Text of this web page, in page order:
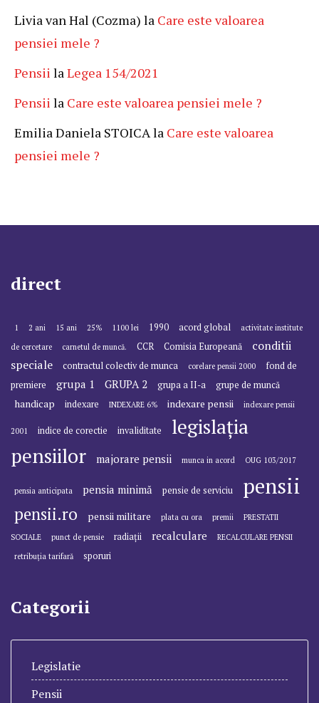
Livia van Hal (Cozma) la Care este valoarea
pensiei mele ?
Pensii laLegea 154/2021
Pensii la Care este valoarea pensiei mele ?
Emilia Daniela STOICAla Care este valoarea
pensiei mele ?
direct
1 2 ani 15 ani 25% 1100 lei 1990 acord global
activitate institute
de cercetare
carnetul de muncă. CCR Comisia Europeană
conditii
speciale
contractul colectiv de munca corelare pensii 2000
fond de
premiere
grupa 1 GRUPA 2 grupa a II-a grupe de muncă
handicap indexare INDEXARE 6% indexare pensii indexare pensii
2001 indice de corectie invaliditate
legislația
pensiilor
majorare pensii munca in acord OUG 103/2017
pensia anticipata pensia minimă pensie de serviciu pensii
pensii.ro pensii militare plata cu ora premii
PRESTATII
SOCIALE
punct de pensie radiații recalculare
RECALCULARE PENSII
retribuția tarifară
sporuri
Categorii
Legislatie
Pensii